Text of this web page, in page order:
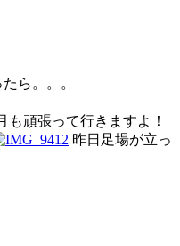
ら。。。
も頑張って行きますよ！
昨日足場が立っ